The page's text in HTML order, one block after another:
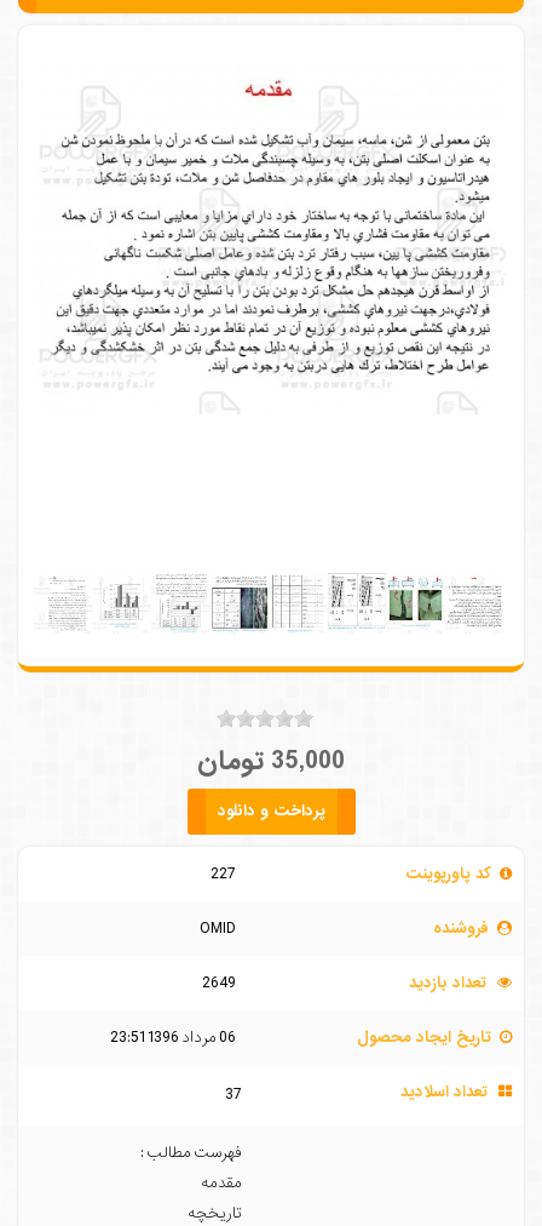
35,000 تومان
پرداخت و دانلود
کد پاورپوینت 227
فروشنده OMID
تعداد بازدید 2649
تاریخ ایجاد محصول 06 مرداد 1396 23:51
تعداد اسلادید 37
فهرست مطالب :
مقدمه
تاریخچه